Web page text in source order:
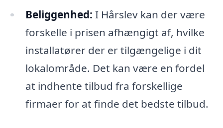
Beliggenhed: I Hårslev kan der være
forskelle i prisen afhængigt af, hvilke
installatører der er tilgængelige i dit
lokalområde. Det kan være en fordel
at indhente tilbud fra forskellige
firmaer for at finde det bedste tilbud.